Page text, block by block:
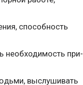
способность
необходимость при-
выслушивать